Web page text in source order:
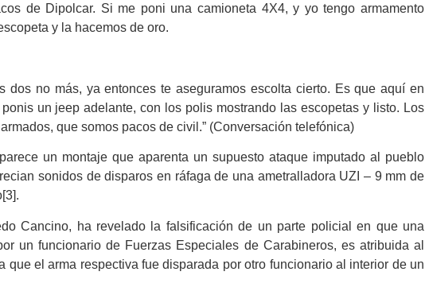
de Dipolcar. Si me poni una camioneta 4X4, y yo tengo armamento
y la hacemos de oro.
dos no más, ya entonces te aseguramos escolta cierto. Es que aquí en
un jeep adelante, con los polis mostrando las escopetas y listo. Los
que somos pacos de civil.” (Conversación telefónica)
un montaje que aparenta un supuesto ataque imputado al pueblo
sonidos de disparos en ráfaga de una ametralladora UZI – 9 mm de
Cancino, ha revelado la falsificación de un parte policial en que una
un funcionario de Fuerzas Especiales de Carabineros, es atribuida al
que el arma respectiva fue disparada por otro funcionario al interior de un